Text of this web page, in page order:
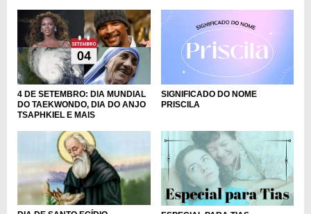
4 DE SETEMBRO: DIA MUNDIAL
DO TAEKWONDO, DIA DO ANJO
TSAPHKIEL E MAIS
SIGNIFICADO DO NOME
PRISCILA